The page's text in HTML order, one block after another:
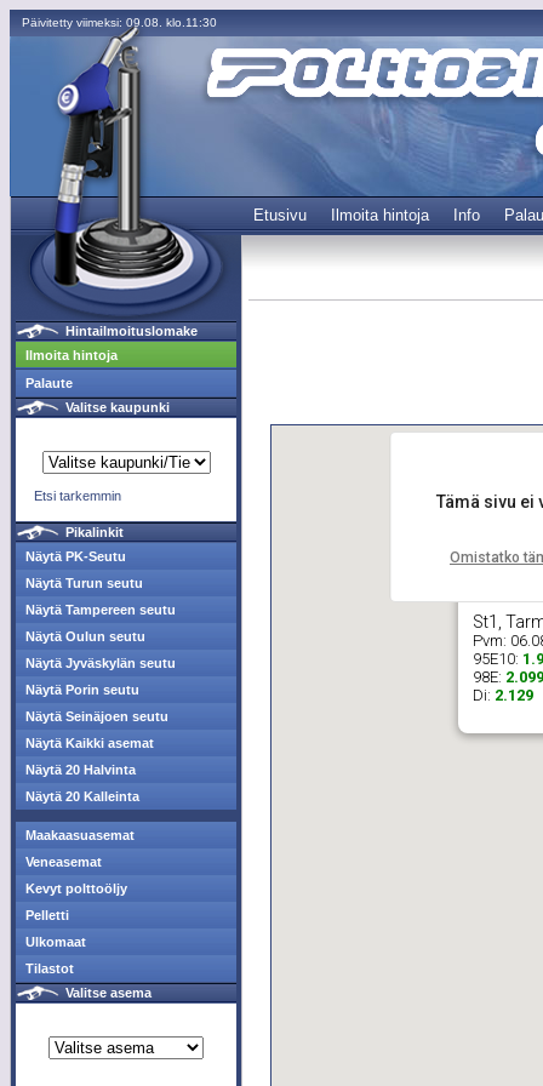
Päivitetty viimeksi: 09.08. klo.11:30
Etusivu Ilmoita hintoja Info
Hintailmoituslomake
Ilmoita hintoja
Palaute
Valitse kaupunki
Etsi tarkemmin
Pikalinkit
Näytä PK-Seutu
Näytä Turun seutu
Näytä Tampereen seutu
Näytä Oulun seutu
Näytä Jyväskylän seutu
Näytä Porin seutu
Näytä Seinäjoen seutu
Näytä Kaikki asemat
Näytä 20 Halvinta
Näytä 20 Kalleinta
Maakaasuasemat
Veneasemat
Kevyt polttoöljy
Pelletti
Ulkomaat
Tilastot
Valitse asema
St1,
Pvm:
95E10:
98E: 2.099
Di: 2.129
Tämä sivu ei
Omistatko